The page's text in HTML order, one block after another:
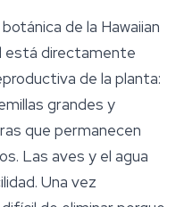
de la Hawaiian
está directamente
de la planta:
grandes y
que permanecen
Las aves y el agua
Una vez